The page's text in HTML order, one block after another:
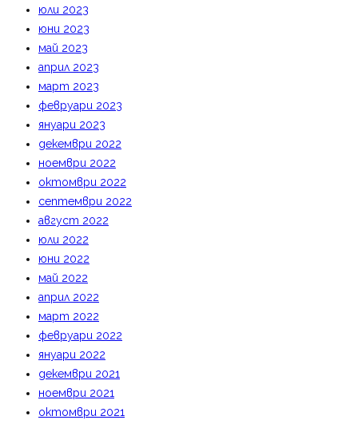
юли 2023
юни 2023
май 2023
април 2023
март 2023
февруари 2023
януари 2023
декември 2022
ноември 2022
октомври 2022
септември 2022
август 2022
юли 2022
юни 2022
май 2022
април 2022
март 2022
февруари 2022
януари 2022
декември 2021
ноември 2021
октомври 2021